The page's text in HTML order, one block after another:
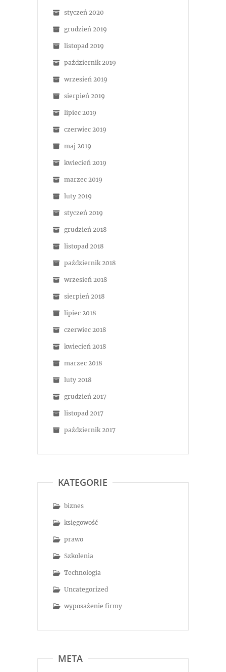
styczeń 2020
grudzień 2019
listopad 2019
październik 2019
wrzesień 2019
sierpień 2019
lipiec 2019
czerwiec 2019
maj 2019
kwiecień 2019
marzec 2019
luty 2019
styczeń 2019
grudzień 2018
listopad 2018
październik 2018
wrzesień 2018
sierpień 2018
lipiec 2018
czerwiec 2018
kwiecień 2018
marzec 2018
luty 2018
grudzień 2017
listopad 2017
październik 2017
KATEGORIE
biznes
księgowość
prawo
Szkolenia
Technologia
Uncategorized
wyposażenie firmy
META